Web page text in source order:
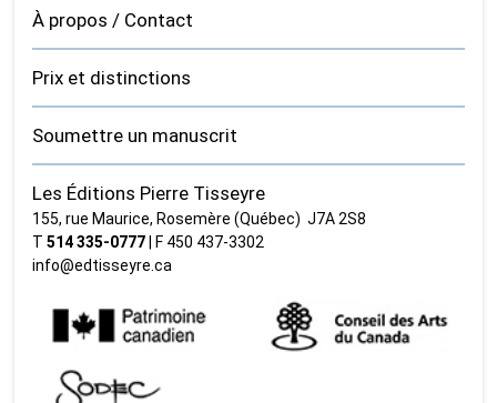
À propos / Contact
Prix et distinctions
Soumettre un manuscrit
Les Éditions Pierre Tisseyre
155, rue Maurice, Rosemère (Québec) J7A 2S8
T514 335‑0777 | F 450 437‑3302
info@edtisseyre.ca